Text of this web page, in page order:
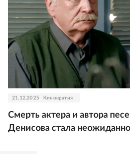
21.12.2025 Кинократия
Смерть актера и автора
Денисова стала